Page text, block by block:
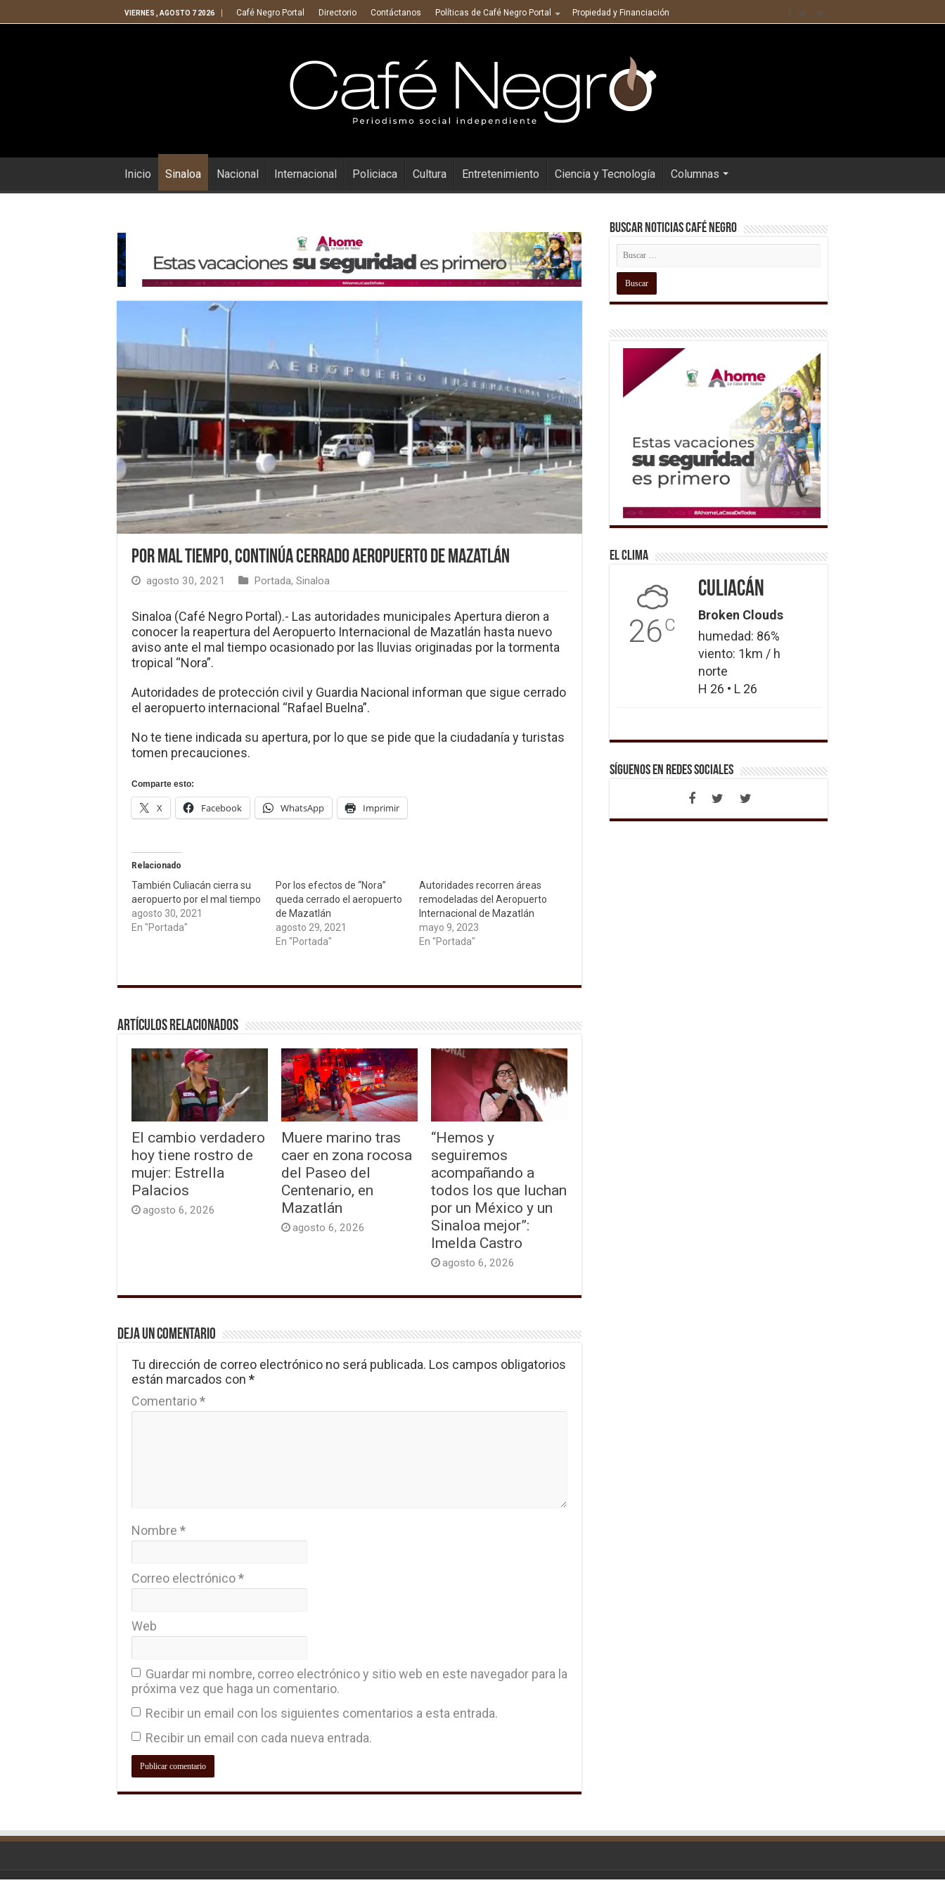
VIERNES , AGOSTO 7 2026 Café Negro Portal Directorio Contáctanos Políticas de Café Negro Portal Propiedad y Financiación
Inicio Sinaloa Nacional Internacional Policiaca Cultura Entretenimiento Ciencia y Tecnología Columnas
Por mal tiempo, continúa cerrado Aeropuerto de Mazatlán
agosto 30, 2021 Portada, Sinaloa
Sinaloa (Café Negro Portal).- Las autoridades municipales Apertura dieron a
conocer la reapertura del Aeropuerto Internacional de Mazatlán hasta nuevo
aviso ante el mal tiempo ocasionado por las lluvias originadas por la tormenta
tropical “Nora”.
Autoridades de protección civil y Guardia Nacional informan que sigue cerrado
el aeropuerto internacional “Rafael Buelna”.
No te tiene indicada su apertura, por lo que se pide que la ciudadanía y turistas
tomen precauciones.
Comparte esto:
X Facebook WhatsApp Imprimir
Relacionado
También Culiacán cierra su
aeropuerto por el mal tiempo
agosto 30, 2021
En "Portada"
Por los efectos de “Nora”
queda cerrado el aeropuerto
de Mazatlán
agosto 29, 2021
En "Portada"
Autoridades recorren áreas
remodeladas del Aeropuerto
Internacional de Mazatlán
mayo 9, 2023
En "Portada"
Artículos relacionados
El cambio verdadero
hoy tiene rostro de
mujer: Estrella
Palacios
agosto 6, 2026
Muere marino tras
caer en zona rocosa
del Paseo del
Centenario, en
Mazatlán
agosto 6, 2026
“Hemos y
seguiremos
acompañando a
todos los que luchan
por un México y un
Sinaloa mejor”:
Imelda Castro
agosto 6, 2026
Deja un comentario
Tu dirección de correo electrónico no será publicada. Los campos obligatorios
están marcados con *
Comentario*
Nombre *
Correo electrónico*
Web
Guardar mi nombre, correo electrónico y sitio web en este navegador para la
próxima vez que haga un comentario.
Recibir un email con los siguientes comentarios a esta entrada.
Recibir un email con cada nueva entrada.
Buscar Noticias Café Negro
El Clima
26C
Culiacán
Broken Clouds
humedad: 86%
viento: 1km / h
norte
H 26 • L 26
Síguenos en Redes Sociales